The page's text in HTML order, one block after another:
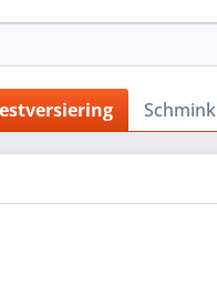
Schmink